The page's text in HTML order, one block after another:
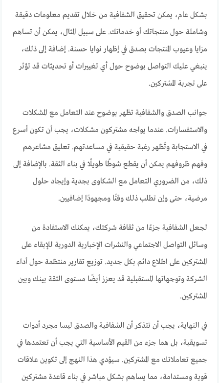
بشكل عام، يمكن تحقيق الشفافية من خلال تقديم معلومات دقيقة
وشاملة حول منتجاتك أو خدماتك. على سبيل المثال، يمكن أن تساهم
مزايا وعيوب المنتجات بصدق في إظهار نوايا حسنة. إضافة إلى ذلك،
ينبغي عليك التواصل بوضوح حول أي تغييرات أو تحديثات قد تؤثر
على تجربة المشتركين.
جوانب الصدق والشفافية تظهر بوضوح عند التعامل مع المشكلات
والاستفسارات. عندما يواجه مشتركون مشكلات، يجب أن تكون أسرع
في الاستجابة وتُظهر رغبة حقيقية في مساعدتهم. تعليق مشاعرهم
وفهم ظروفهم يمكن أن يقطع شوطًا طويلًا في بناء الثقة. بالإضافة إلى
ذلك، من الضروري التعامل مع الشكاوى بجدية وإيجاد حلول
مرضية، حتى وإن تطلب ذلك وقتًا ومجهودًا إضافيين.
لجعل الشفافية جزءًا من ثقافة شركتك، يمكنك الاستفادة من
وسائل التواصل الاجتماعي والنشرات الإخبارية الدورية للإبقاء على
المشتركين على اطلاع دائم بكل جديد. توزيع تقارير منتظمة حول أداء
الشركة وتوجهاتها المستقبلية قد يعزز أيضًا مستوى الثقة بينك وبين
المشتركين.
في النهاية، يجب أن تتذكر أن الشفافية والصدق ليسا مجرد أدوات
تسويقية، بل هما جزء من القيم الأساسية التي يجب أن تعتمدها في
جميع تعاملاتك مع المشتركين. سيؤدي هذا النهج إلى تكوين علاقات
قوية ومستدامة، مما يساهم بشكل مباشر في بناء قاعدة مشتركين